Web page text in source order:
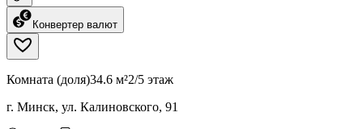
Конвертер валют
Комната (доля)34.6 м²2/5 этаж
г. Минск, ул. Калиновского, 91